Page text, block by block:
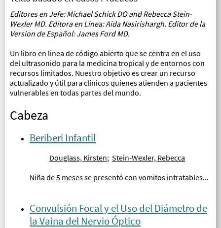
Editores en Jefe: Michael Schick DO and Rebecca Stein-
Wexler MD. Editora en Linea: Aida Nasirishargh. Editor de la
Version de Español: James Ford MD.
Un libro en linea de código abierto que se centra en el uso
del ultrasonido para la medicina tropical y de entornos con
recursos limitados. Nuestro objetivo es crear un recurso
actualizado y útil para clínicos quienes atienden a pacientes
vulnerables en todas partes del mundo.
Cabeza
Beriberi Infantil
Douglass, Kirsten; Stein-Wexler, Rebecca
Niña de 5 meses se presentó con vomitos intratables...
Convulsión Focal y el Uso del Diámetro de
la Vaina del Nervio Óptico